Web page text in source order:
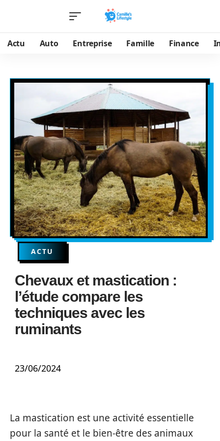
Actu Auto Entreprise Famille Finance
ACTU
Chevaux et mastication :
l’étude compare les
techniques avec les
ruminants
23/06/2024
La mastication est une activité essentielle
pour la santé et le bien-être des animaux